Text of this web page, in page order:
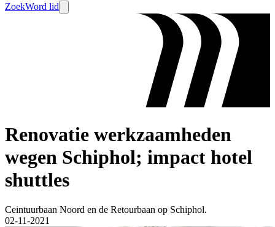
ZoekWord lid
Renovatie werkzaamheden
wegen Schiphol; impact hotel
shuttles
Ceintuurbaan Noord en de Retourbaan op Schiphol.
02-11-2021